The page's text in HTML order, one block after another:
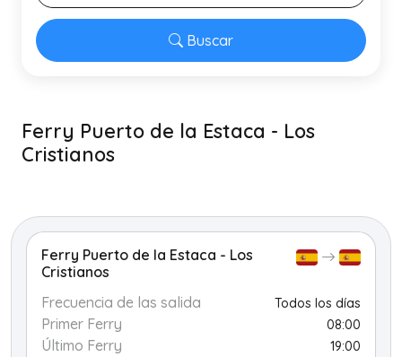
Buscar
Ferry Puerto de la Estaca - Los
Cristianos
−
Ferry Puerto de la Estaca - Los
Cristianos
Frecuencia de las salida
Todos los días
Primer Ferry 08:00
Último Ferry 19:00